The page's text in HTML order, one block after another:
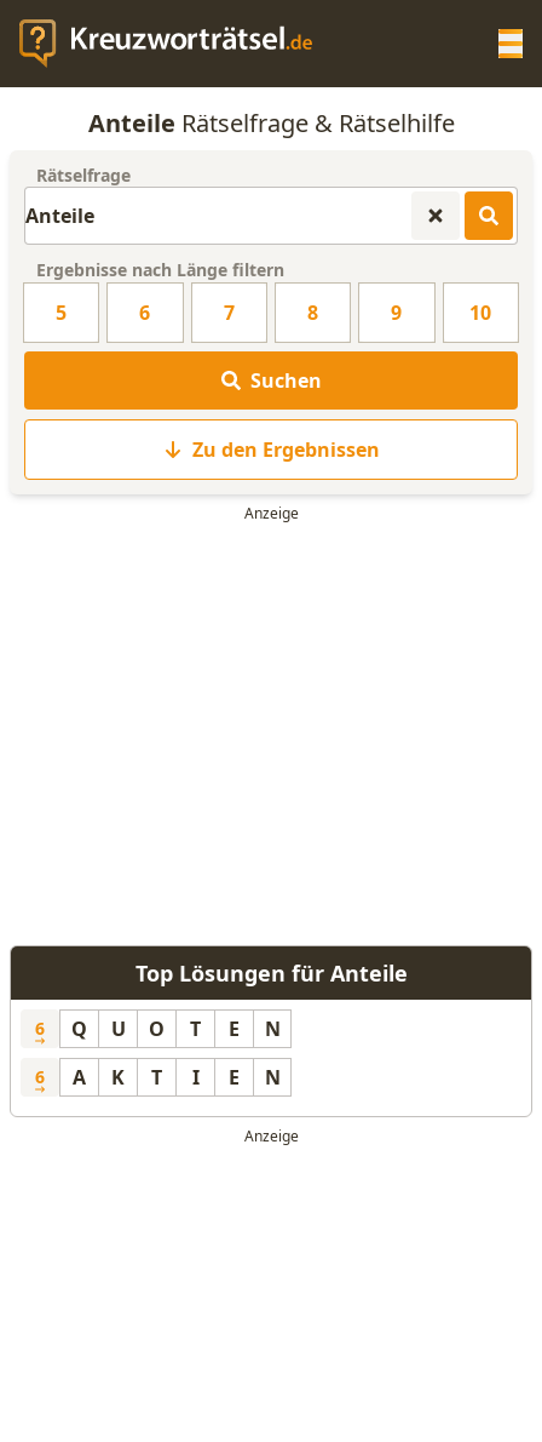
KREUZWORTRÄTSEL-HILFE
WORTLISTE
Anteile Rätselfrage & Rätselhilfe
Rätselfrage
Ergebnisse nach Länge filtern
5 6 7 8 9 10
Suchen
Zu den Ergebnissen
Top Lösungen für Anteile
6 Q U O T E N
6 A K T I E N